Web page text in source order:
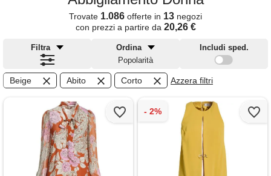
Trovate 1.086 offerte in 13 negozi
con prezzi a partire da 20,26 €
Filtra
Ordina
Popolarità
Includi sped.
Beige Abito Corto Azzera filtri